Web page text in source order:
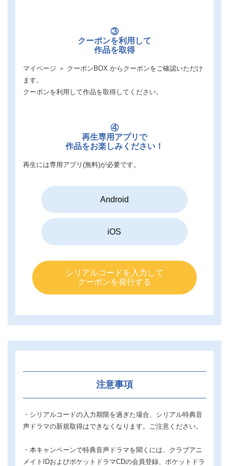
③
クーポンを利用して
作品を取得
マイページ ＞ クーポンBOX からクーポンをご確認いただけ
ます。
クーポンを利用して作品を取得してください。
④
再生専用アプリで
作品をお楽しみください！
再生には専用アプリ(無料)が必要です。
Android
iOS
シリアルコードを入力して
クーポンを発行する
注意事項
・シリアルコードの入力期限を過ぎた場合、シリアル特典音
声ドラマの新規取得はできなくなります。ご注意ください。
・本キャンペーンで特典音声ドラマを聞くには、クラブアニ
メイトIDおよびポケットドラマCDの会員登録、ポケットドラ